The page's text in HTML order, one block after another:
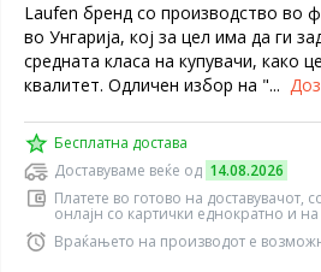
Laufen бренд со производство во
во Унгарија, кој за цел има да ги
средната класа на купувачи, како
квалитет. Одличен избор на "...
Бесплатна достава
Доставуваме веќе од 14.08.2026
Платете во готово на доставувачот,
онлајн со картички еднократно и
Враќањето на производот е